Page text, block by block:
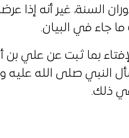
السنة، غير أنه
ما جاء في البيان.
بما ثبت عن علي
النبي صلى الله
ذلك.